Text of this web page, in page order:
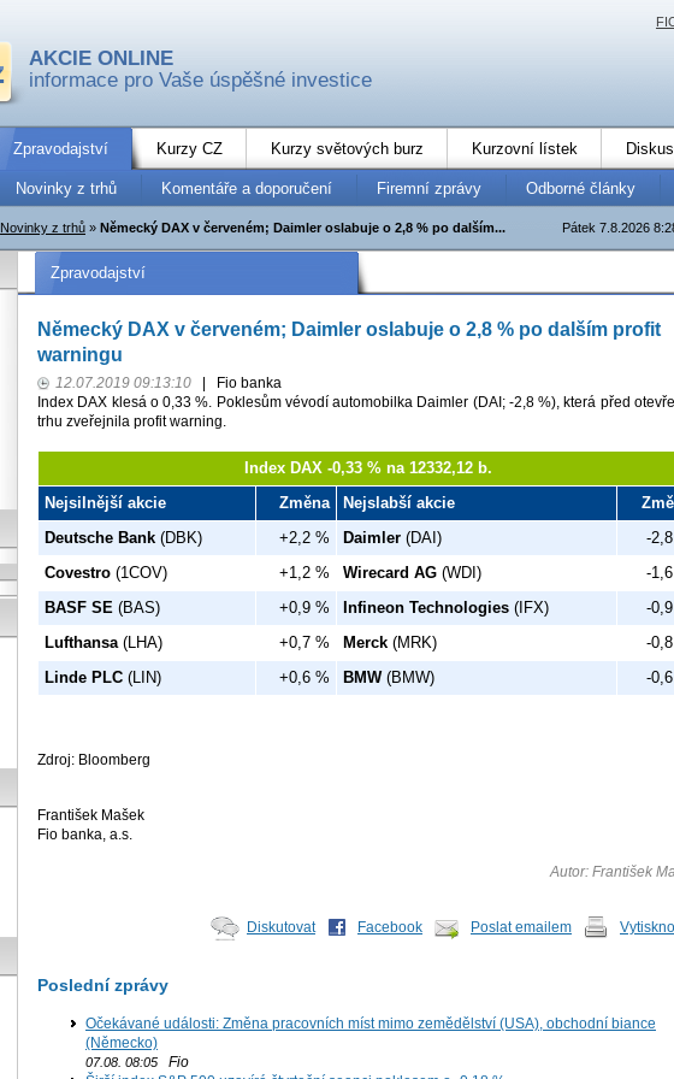
AKCIE ONLINE
informace pro Vaše úspěšné investice
Zpravodajství Kurzy CZ Kurzy světových burz Kurzovní lístek
Novinky z trhů Komentáře a doporučení Firemní zprávy Odborné články
Pátek 7.8.2026
Novinky z trhů » Německý DAX v červeném; Daimler oslabuje o 2,8 % po dalším...
Zpravodajství
Německý DAX v červeném; Daimler oslabuje o 2,8 % po dalším profit
warningu
12.07.2019 09:13:10
Fio banka
Index DAX klesá o 0,33 %. Poklesům vévodí automobilka Daimler (DAI; -2,8 %), která před
trhu zveřejnila profit warning.
Index DAX -0,33 % na 12332,12 b.
Nejsilnější akcie
Změna Nejslabší akcie
Deutsche Bank (DBK) +2,2 % Daimler (DAI)
-
Covestro (1COV) +1,2 % Wirecard AG (WDI)
-
BASF SE (BAS) +0,9 % Infineon Technologies (IFX)
-
Lufthansa(LHA) +0,7 % Merck (MRK)
-
Linde PLC (LIN) +0,6 % BMW(BMW) -
Zdroj: Bloomberg
František Mašek
Fio banka, a.s.
Autor: František
Diskutovat Facebook Poslat emailem
Poslední zprávy
Očekávané události: Změna pracovních míst mimo zemědělství (USA), obchodní biance
(Německo)
07.08. 08:05 Fio